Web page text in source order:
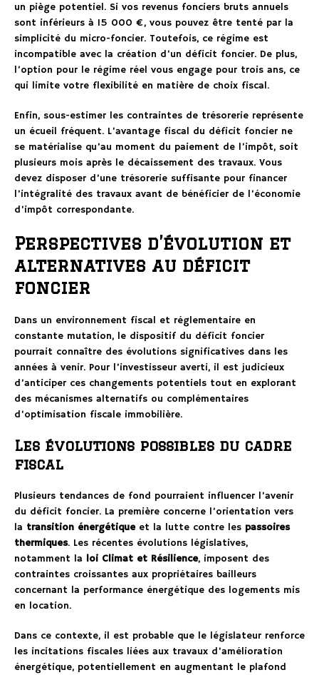
un piège potentiel. Si vos revenus fonciers bruts annuels
sont inférieurs à 15 000 €, vous pouvez être tenté par la
simplicité du micro-foncier. Toutefois, ce régime est
incompatible avec la création d’un déficit foncier. De plus,
l’option pour le régime réel vous engage pour trois ans, ce
qui limite votre flexibilité en matière de choix fiscal.
Enfin, sous-estimer les contraintes de trésorerie représente
un écueil fréquent. L’avantage fiscal du déficit foncier ne
se matérialise qu’au moment du paiement de l’impôt, soit
plusieurs mois après le décaissement des travaux. Vous
devez disposer d’une trésorerie suffisante pour financer
l’intégralité des travaux avant de bénéficier de l’économie
d’impôt correspondante.
Perspectives d’évolution et
alternatives au déficit
foncier
Dans un environnement fiscal et réglementaire en
constante mutation, le dispositif du déficit foncier
pourrait connaître des évolutions significatives dans les
années à venir. Pour l’investisseur averti, il est judicieux
d’anticiper ces changements potentiels tout en explorant
des mécanismes alternatifs ou complémentaires
d’optimisation fiscale immobilière.
Les évolutions possibles du cadre
fiscal
Plusieurs tendances de fond pourraient influencer l’avenir
du déficit foncier. La première concerne l’orientation vers
la transition énergétiqueet la lutte contre les passoires
thermiques. Les récentes évolutions législatives,
notamment la loi Climat et Résilience, imposent des
contraintes croissantes aux propriétaires bailleurs
concernant la performance énergétique des logements mis
en location.
Dans ce contexte, il est probable que le législateur renforce
les incitations fiscales liées aux travaux d’amélioration
énergétique, potentiellement en augmentant le plafond